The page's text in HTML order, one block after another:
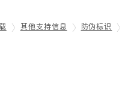
其他支持信息 防伪标识